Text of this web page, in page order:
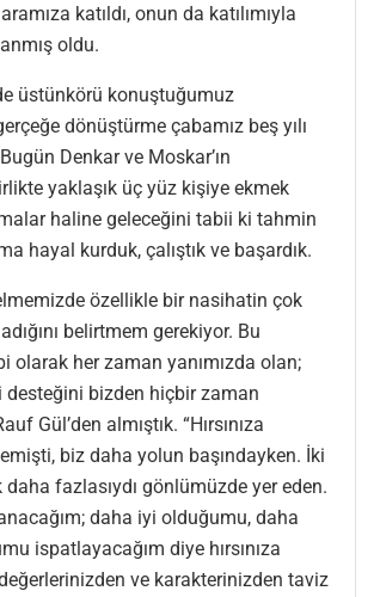
katıldı, onun da katılımıyla
oldu.
üstünkörü konuştuğumuz
dönüştürme çabamız beş yılı
Denkar ve Moskar’ın
yaklaşık üç yüz kişiye ekmek
haline geleceğini tabii ki tahmin
hayal kurduk, çalıştık ve başardık.
özellikle bir nasihatin çok
belirtmem gerekiyor. Bu
olarak her zaman yanımızda olan;
desteğini bizden hiçbir zaman
Gül’den almıştık. “Hırsınıza
biz daha yolun başındayken. İki
fazlasıydı gönlümüzde yer eden.
daha iyi olduğumu, daha
ispatlayacağım diye hırsınıza
ve karakterinizden taviz